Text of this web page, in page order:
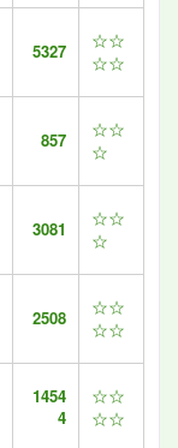
5327
☆☆
☆☆
857
☆☆
☆
3081
☆☆
☆
2508
☆☆
☆☆
1454
4
☆☆
☆☆